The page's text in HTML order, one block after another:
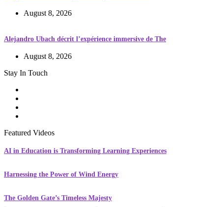
August 8, 2026
Alejandro Ubach décrit l’expérience immersive de The
August 8, 2026
Stay In Touch
Featured Videos
AI in Education is Transforming Learning Experiences
Harnessing the Power of Wind Energy
The Golden Gate’s Timeless Majesty